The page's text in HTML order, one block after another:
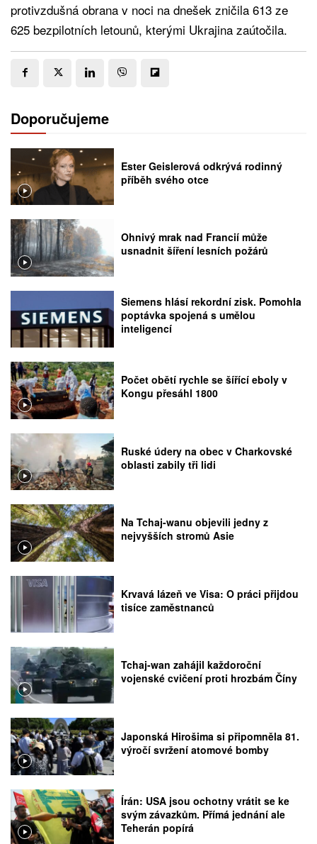
protivzdušná obrana v noci na dnešek zničila 613 ze
625 bezpilotních letounů, kterými Ukrajina zaútočila.
Doporučujeme
Ester Geislerová odkrývá rodinný
příběh svého otce
Ohnivý mrak nad Francií může
usnadnit šíření lesních požárů
Siemens hlásí rekordní zisk. Pomohla
poptávka spojená s umělou
inteligencí
Počet obětí rychle se šířící eboly v
Kongu přesáhl 1800
Ruské údery na obec v Charkovské
oblasti zabily tři lidi
Na Tchaj-wanu objevili jedny z
nejvyšších stromů Asie
Krvavá lázeň ve Visa: O práci přijdou
tisíce zaměstnanců
Tchaj-wan zahájil každoroční
vojenské cvičení proti hrozbám Číny
Japonská Hirošima si připomněla 81.
výročí svržení atomové bomby
Írán: USA jsou ochotny vrátit se ke
svým závazkům. Přímá jednání ale
Teherán popírá